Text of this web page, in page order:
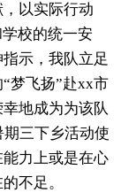
以实际行动
校的统一安
示，我队立足
梦飞扬”赴xx市
地成为为该队
三下乡活动使
力上或是在心
不足。